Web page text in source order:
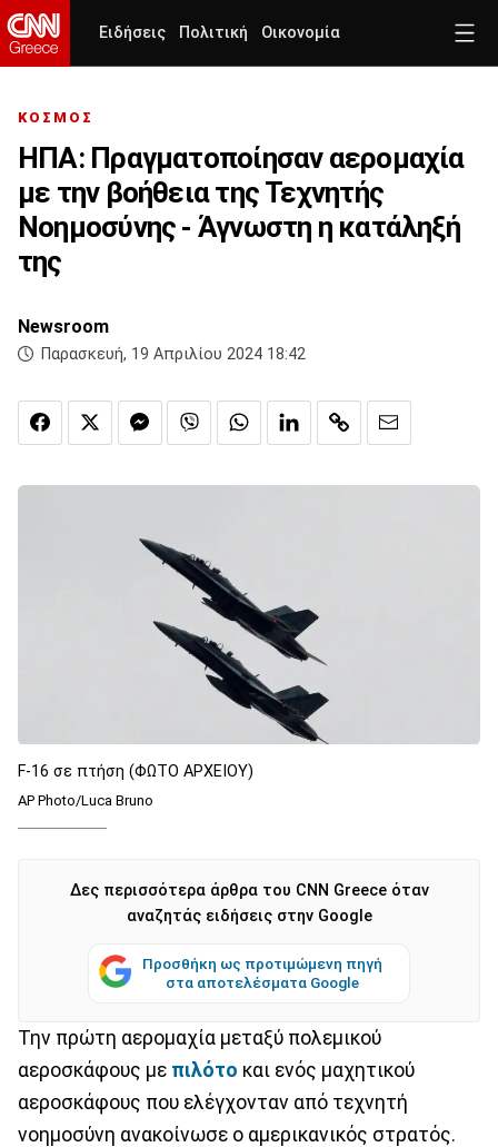
Ειδήσεις Πολιτική Οικονομία
ΚΟΣΜΟΣ
ΗΠΑ: Πραγματοποίησαν αερομαχία
με την βοήθεια της Τεχνητής
Νοημοσύνης - Άγνωστη η κατάληξή
της
Newsroom
Παρασκευή, 19 Απριλίου 2024 18:42
F-16 σε πτήση (ΦΩΤΟ ΑΡΧΕΙΟΥ)
AP Photo/Luca Bruno
Δες περισσότερα άρθρα του CNN Greece όταν
αναζητάς ειδήσεις στην Google
Προσθήκη ως προτιμώμενη πηγή
στα αποτελέσματα Google
Την πρώτη αερομαχία μεταξύ πολεμικού
αεροσκάφους με πιλότο και ενός μαχητικού
αεροσκάφους που ελέγχονταν από τεχνητή
νοημοσύνη ανακοίνωσε ο αμερικανικός στρατός.